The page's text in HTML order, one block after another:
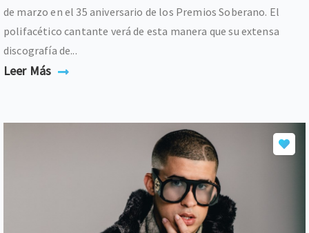
de marzo en el 35 aniversario de los Premios Soberano. El
polifacético cantante verá de esta manera que su extensa
discografía de...
Leer Más